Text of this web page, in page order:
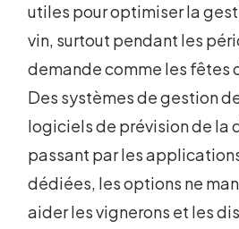
utiles pour optimiser la
vin, surtout pendant les
demande comme les fêtes
Des systèmes de gestion
logiciels de prévision de la
passant par les
dédiées, les options ne
aider les vignerons et les